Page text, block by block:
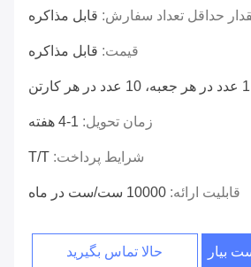
حداقل تعداد سفارش: قابل مذاکره
قیمت: قابل مذاکره
1 عدد در هر جعبه، 10 عدد در هر کارتن
زمان تحویل: 1-4 هفته
شرایط پرداخت: T/T
قابلیت ارائه: 10000 ست/ست در ماه
بیار حالا تماس بگیرید